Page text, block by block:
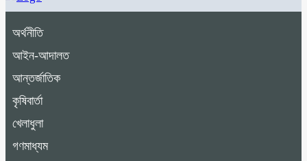
অর্থনীতি
আইন-আদালত
আন্তর্জাতিক
কৃষিবার্তা
খেলাধুলা
গণমাধ্যম